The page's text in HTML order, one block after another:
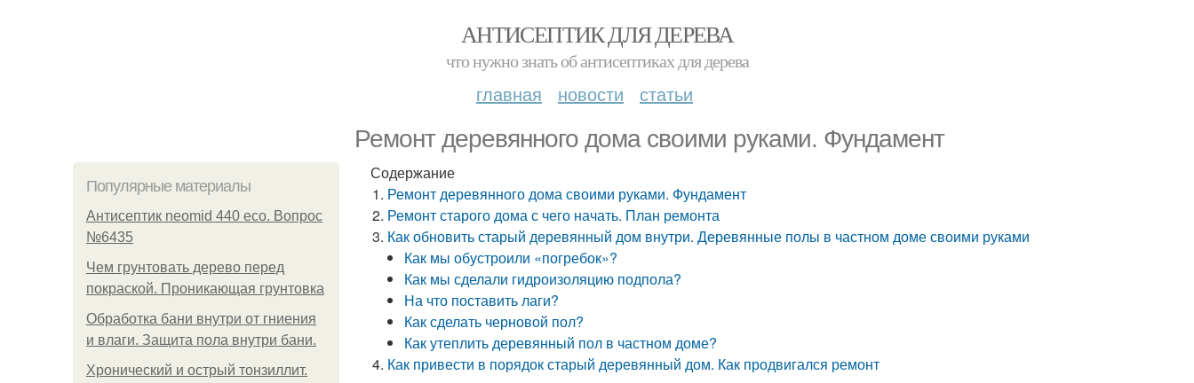
АНТИСЕПТИК ДЛЯ ДЕРЕВА
что нужно знать об антисептиках для дерева
главная новости статьи
Ремонт деревянного дома своими руками. Фундамент
Популярные материалы
Антисептик neomid 440 eco. Вопрос
№6435
Чем грунтовать дерево перед
покраской. Проникающая грунтовка
Обработка бани внутри от гниения
и влаги. Защита пола внутри бани.
Хронический и острый тонзиллит.
Содержание
Ремонт деревянного дома своими руками. Фундамент
Ремонт старого дома с чего начать. План ремонта
Как обновить старый деревянный дом внутри. Деревянные полы в частном доме своими руками
Как мы обустроили «погребок»?
Как мы сделали гидроизоляцию подпола?
На что поставить лаги?
Как сделать черновой пол?
Как утеплить деревянный пол в частном доме?
Как привести в порядок старый деревянный дом. Как продвигался ремонт